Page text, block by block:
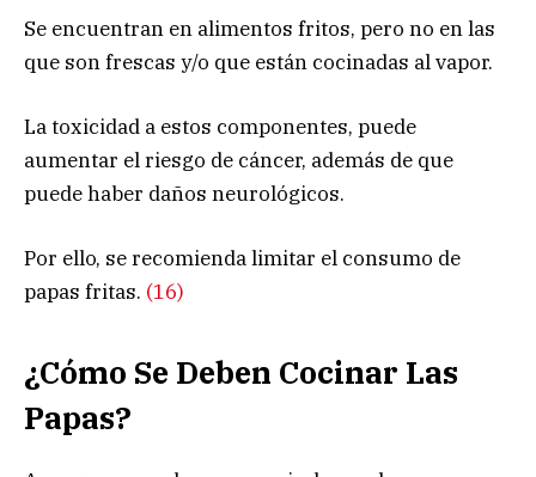
Se encuentran en alimentos fritos, pero no en las
que son frescas y/o que están cocinadas al vapor.
La toxicidad a estos componentes, puede
aumentar el riesgo de cáncer, además de que
puede haber daños neurológicos.
Por ello, se recomienda limitar el consumo de
papas fritas. (16)
¿Cómo Se Deben Cocinar Las
Papas?